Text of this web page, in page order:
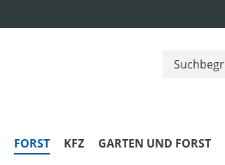
FORST KFZ GARTEN UND FORST